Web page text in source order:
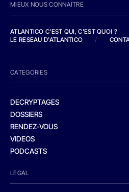
MIEUX NOUS CONNAITRE
ATLANTICO C'EST QUI, C'EST QUOI ?
LE RESEAU D'ATLANTICO
/
CATEGORIES
DECRYPTAGES
DOSSIERS
RENDEZ-VOUS
VIDEOS
PODCASTS
LEGAL